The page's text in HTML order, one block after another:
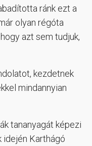
ránk ezt a
olyan régóta
azt sem tudjuk,
kezdetnek
mindannyian
tananyagát képezi
idején Karthágó